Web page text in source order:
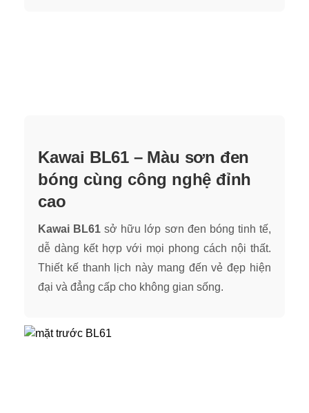
Kawai BL61 – Màu sơn đen
bóng cùng công nghệ đỉnh
cao
Kawai BL61 sở hữu lớp sơn đen bóng tinh tế,
dễ dàng kết hợp với mọi phong cách nội thất.
Thiết kế thanh lịch này mang đến vẻ đẹp hiện
đại và đẳng cấp cho không gian sống.